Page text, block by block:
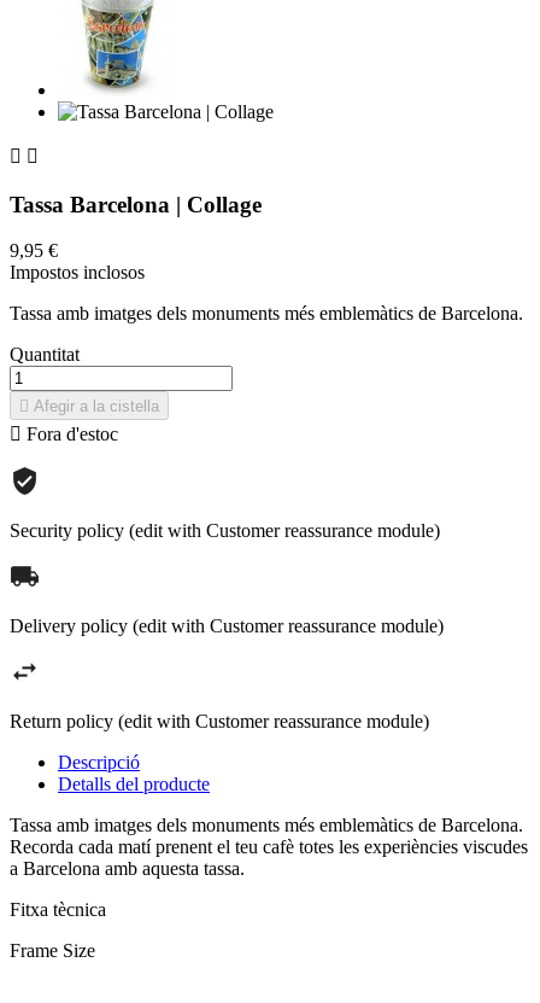
 
Tassa Barcelona | Collage
9,95 €
Impostos inclosos
Tassa amb imatges dels monuments més emblemàtics de Barcelona.
Quantitat
 Afegir a la cistella
 Fora d'estoc
Security policy (edit with Customer reassurance module)
Delivery policy (edit with Customer reassurance module)
Return policy (edit with Customer reassurance module)
Descripció
Detalls del producte
Tassa amb imatges dels monuments més emblemàtics de Barcelona.
Recorda cada matí prenent el teu cafè totes les experiències viscudes
a Barcelona amb aquesta tassa.
Fitxa tècnica
Frame Size